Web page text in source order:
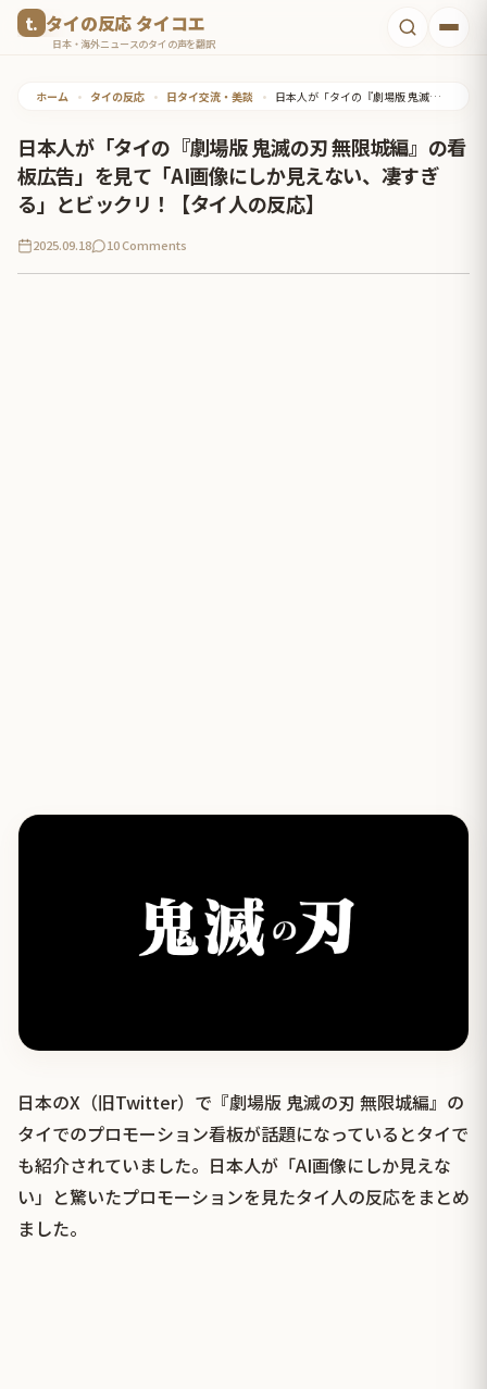
タイの反応 タイコエ
日本・海外ニュースのタイの声を翻訳
ホーム • タイの反応 • 日タイ交流・美談 • 日本人が「タイの『劇場版 鬼滅の刃 無限城編』の看板広告」を見て「AI画像にしか見えない、凄すぎる」とビックリ！【タイ人の反応】
日本人が「タイの『劇場版 鬼滅の刃 無限城編』の看
板広告」を見て「AI画像にしか見えない、凄すぎ
る」とビックリ！【タイ人の反応】
2025.09.18 10 Comments
日本のX（旧Twitter）で『劇場版 鬼滅の刃 無限城編』の
タイでのプロモーション看板が話題になっているとタイで
も紹介されていました。日本人が「AI画像にしか見えな
い」と驚いたプロモーションを見たタイ人の反応をまとめ
ました。